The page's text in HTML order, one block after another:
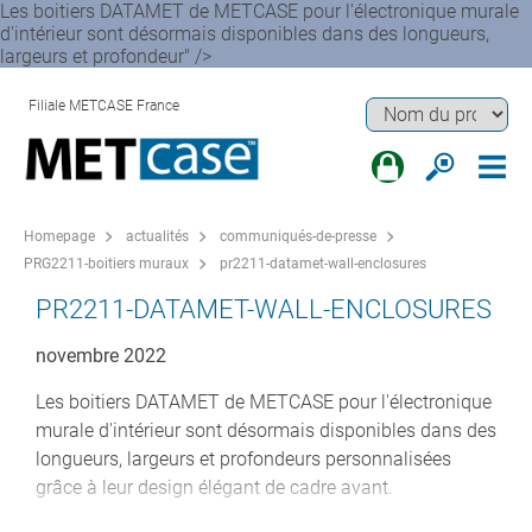
Les boitiers DATAMET de METCASE pour l'électronique murale
d'intérieur sont désormais disponibles dans des longueurs,
largeurs et profondeur" />
Filiale METCASE France
Homepage actualités
communiqués-de-presse
PRG2211-boitiers muraux
pr2211-datamet-wall-enclosures
PR2211-DATAMET-WALL-ENCLOSURES
novembre 2022
Les boitiers DATAMET de METCASE pour l'électronique
murale d'intérieur sont désormais disponibles dans des
longueurs, largeurs et profondeurs personnalisées
grâce à leur design élégant de cadre avant.